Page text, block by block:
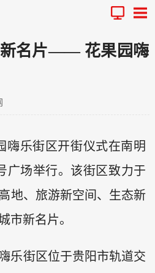
新名片—— 花果园嗨
嗨乐街区开街仪式在南明
广场举行。该街区致力于
地、旅游新空间、生态新
市新名片。
乐街区位于贵阳市轨道交